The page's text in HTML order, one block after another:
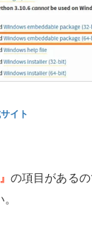
イト
の項目がある